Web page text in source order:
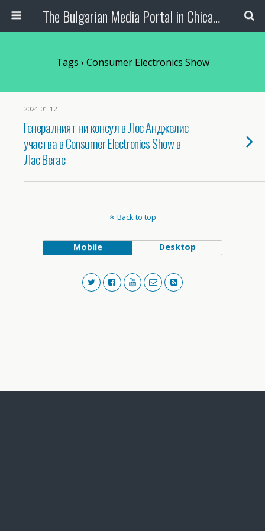
The Bulgarian Media Portal in Chicago
Tags › Consumer Electronics Show
2024-01-12
Генералният ни консул в Лос Анджелис
участва в Consumer Electronics Show в
Лас Вегас
Back to top
Mobile Desktop